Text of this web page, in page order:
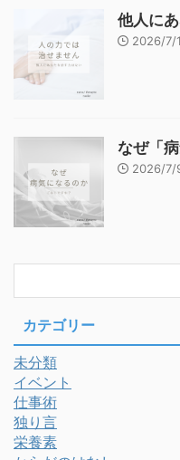
他人に
2026/7/
なぜ「
2026/7/
カテゴリー
未分類
イベント
仕事術
独り言
栄養素